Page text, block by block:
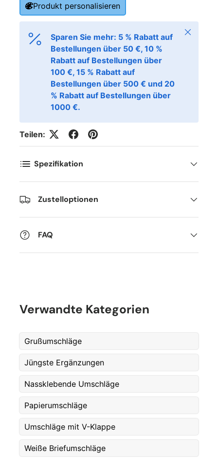
Fornavn *
Etternavn *
E-post *
Produkt personalisieren
Sparen Sie mehr: 5 % Rabatt auf
Bestellungen über 50 €, 10 %
Rabatt auf Bestellungen über
100 €, 15 % Rabatt auf
Bestellungen über 500 € und 20
% Rabatt auf Bestellungen über
1000 €.
Schließen
Teilen:
Spezifikation
Zustelloptionen
FAQ
Verwandte Kategorien
Grußumschläge
Jüngste Ergänzungen
Nassklebende Umschläge
Papierumschläge
Umschläge mit V-Klappe
Weiße Briefumschläge